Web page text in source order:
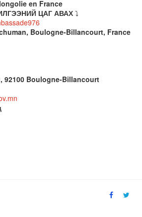
en France
ЦАГ АВАХ ⤵️
Boulogne-Billancourt, France
92100 Boulogne-Billancourt